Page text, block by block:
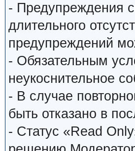
- Предупреждения
длительного
предупреждений
- Обязательным
неукоснительное
- В случае
быть отказано в
- Статус «Read